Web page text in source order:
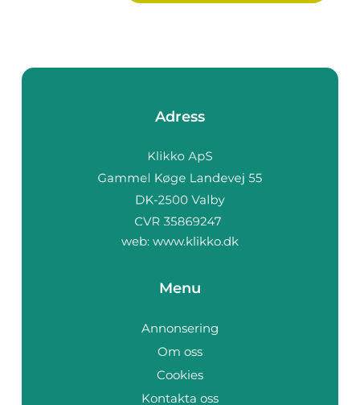
Adress
web: www.klikko.dk
Menu
Annonsering
Om oss
Cookies
Kontakta oss